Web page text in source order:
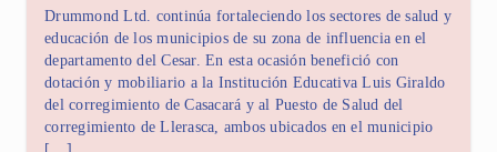
Drummond Ltd. continúa fortaleciendo los sectores de salud y
educación de los municipios de su zona de influencia en el
departamento del Cesar. En esta ocasión benefició con
dotación y mobiliario a la Institución Educativa Luis Giraldo
del corregimiento de Casacará y al Puesto de Salud del
corregimiento de Llerasca, ambos ubicados en el municipio